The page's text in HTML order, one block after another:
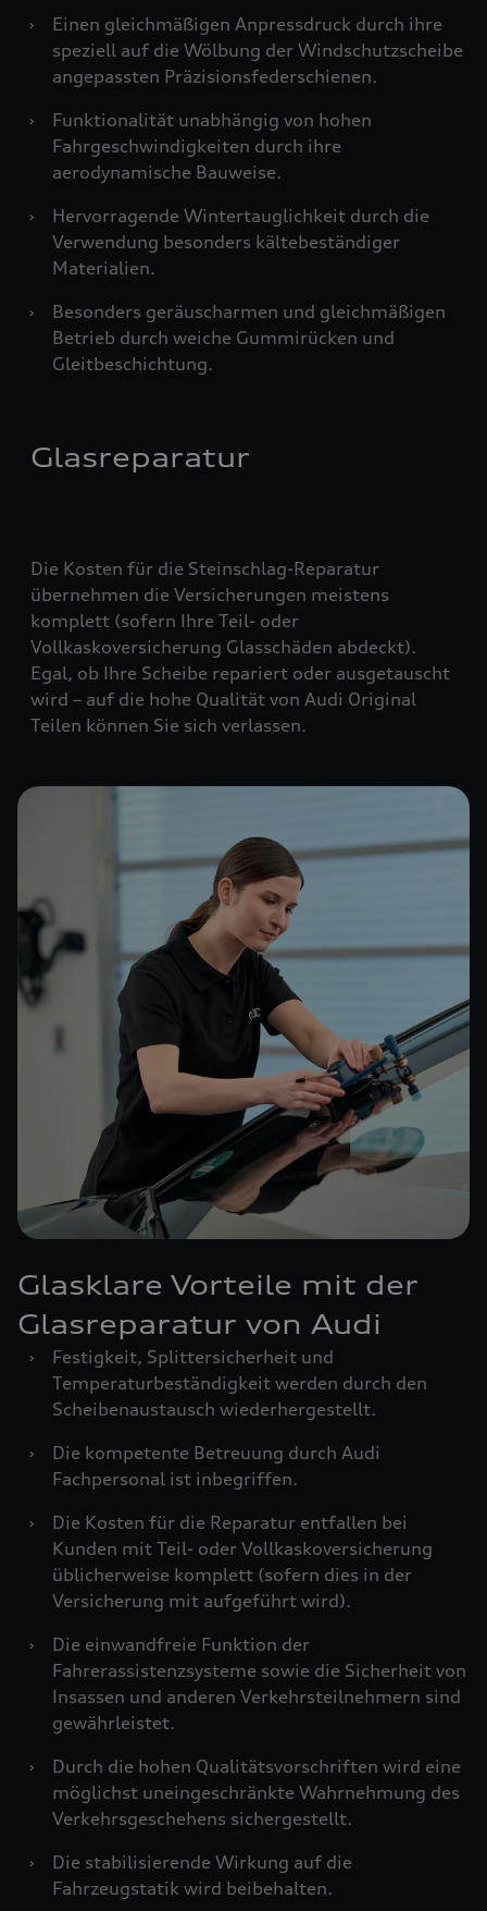
›
Einen gleichmäßigen Anpressdruck durch ihre
speziell auf die Wölbung der Windschutzscheibe
angepassten Präzisionsfederschienen.
›
Funktionalität unabhängig von hohen
Fahrgeschwindigkeiten durch ihre
aerodynamische Bauweise.
›
Hervorragende Wintertauglichkeit durch die
Verwendung besonders kältebeständiger
Materialien.
›
Besonders geräuscharmen und gleichmäßigen
Betrieb durch weiche Gummirücken und
Gleitbeschichtung.
Glasreparatur
Die Kosten für die Steinschlag-Reparatur
übernehmen die Versicherungen meistens
komplett (sofern Ihre Teil- oder
Vollkaskoversicherung Glasschäden abdeckt).
Egal, ob Ihre Scheibe repariert oder ausgetauscht
wird – auf die hohe Qualität von Audi Original
Teilen können Sie sich verlassen.
Glasklare Vorteile mit der
Glasreparatur von Audi
›
Festigkeit, Splittersicherheit und
Temperaturbeständigkeit werden durch den
Scheibenaustausch wiederhergestellt.
›
Die kompetente Betreuung durch Audi
Fachpersonal ist inbegriffen.
›
Die Kosten für die Reparatur entfallen bei
Kunden mit Teil- oder Vollkaskoversicherung
üblicherweise komplett (sofern dies in der
Versicherung mit aufgeführt wird).
›
Die einwandfreie Funktion der
Fahrerassistenzsysteme sowie die Sicherheit von
Insassen und anderen Verkehrsteilnehmern sind
gewährleistet.
›
Durch die hohen Qualitätsvorschriften wird eine
möglichst uneingeschränkte Wahrnehmung des
Verkehrsgeschehens sichergestellt.
›
Die stabilisierende Wirkung auf die
Fahrzeugstatik wird beibehalten.